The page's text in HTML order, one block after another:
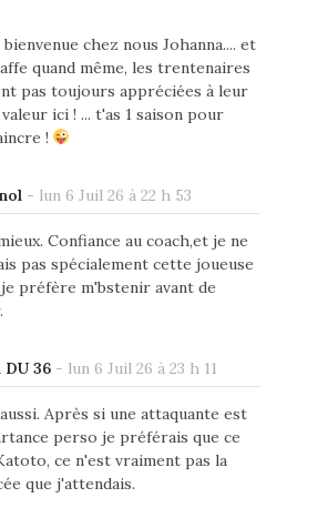
chez nous Johanna.... et
quand même, les trentenaires
pas toujours appréciées à leur
ici ! ... t'as 1 saison pour
!
- lun 6 Juil 26 à 22 h 53
Confiance au coach,et je ne
pas spécialement cette joueuse
préfère m'bstenir avant de
DU 36- lun 6 Juil 26 à 23 h 11
Après si une attaquante est
perso je préférais que ce
ce n'est vraiment pas la
que j'attendais.